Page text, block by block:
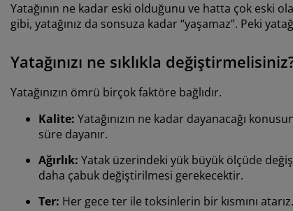
Yatağının ne kadar eski olduğunu ve hatta çok eski
gibi, yatağınız da sonsuza kadar “yaşamaz”. Peki
Yatağınızı ne sıklıkla
Yatağınızın ömrü birçok faktöre bağlıdır.
Kalite: Yatağınızın ne kadar dayanacağı
süre dayanır.
Ağırlık: Yatak üzerindeki yük büyük ölçüde
daha çabuk değiştirilmesi gerekecektir.
Ter: Her gece ter ile toksinlerin bir kısmını